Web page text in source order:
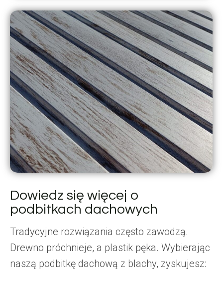
Dowiedz się więcej o
podbitkach dachowych
Tradycyjne rozwiązania często zawodzą.
Drewno próchnieje, a plastik pęka. Wybierając
naszą podbitkę dachową z blachy, zyskujesz: